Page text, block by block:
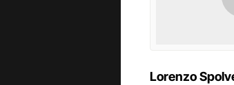
Lorenzo